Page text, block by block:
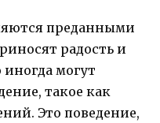
преданными
радость и
могут
такое как
Это поведение,